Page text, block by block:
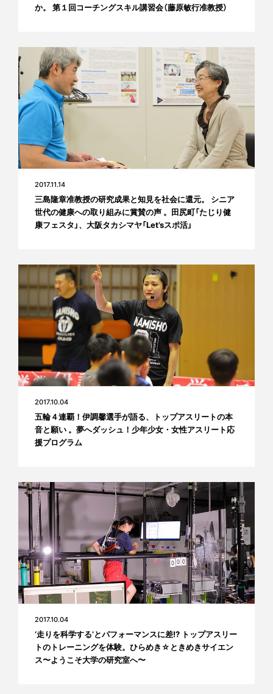
か。 第１回コーチングスキル講習会（藤原敏行准教授）
2017.11.14
三島隆章准教授の研究成果と知見を社会に還元。 シニア
世代の健康への取り組みに賞賛の声 。田尻町「たじり健
康フェスタ」、大阪タカシマヤ「Let’sスポ活」
2017.10.04
五輪４連覇！伊調馨選手が語る、トップアスリートの本
音と願い 。夢へダッシュ！少年少女・女性アスリート応
援プログラム
2017.10.04
‘走りを科学する’とパフォーマンスに差!? トップアスリー
トのトレーニングを体験。ひらめき☆ときめきサイエン
ス〜ようこそ大学の研究室へ〜